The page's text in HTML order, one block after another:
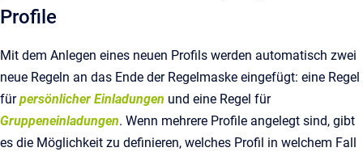
Profile
Mit dem Anlegen eines neuen Profils werden automatisch zwei
neue Regeln an das Ende der Regelmaske eingefügt: eine Regel
fürpersönlicher Einladungen und eine Regel für
Gruppeneinladungen. Wenn mehrere Profile angelegt sind, gibt
es die Möglichkeit zu definieren, welches Profil in welchem Fall